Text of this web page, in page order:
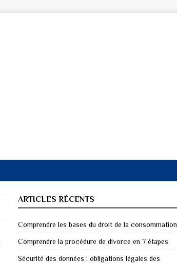
ARTICLES RÉCENTS
Comprendre les bases du droit de la consommation
Comprendre la procédure de divorce en 7 étapes
Sécurité des données : obligations légales des